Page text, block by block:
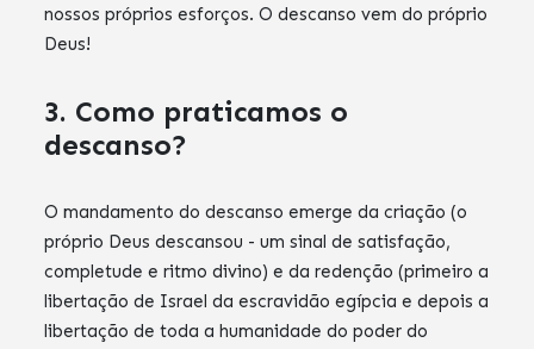
nossos próprios esforços. O descanso vem do próprio
Deus!
3. Como praticamos o
descanso?
O mandamento do descanso emerge da criação (o
próprio Deus descansou - um sinal de satisfação,
completude e ritmo divino) e da redenção (primeiro a
libertação de Israel da escravidão egípcia e depois a
libertação de toda a humanidade do poder do